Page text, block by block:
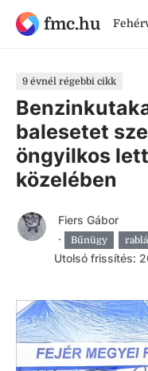
fmc.hu
9 évnél régebbi cikk
balesetet
öngyilkos
közelében
Fiers Gábor
·
Bűnügy
Utolsó frissítés: